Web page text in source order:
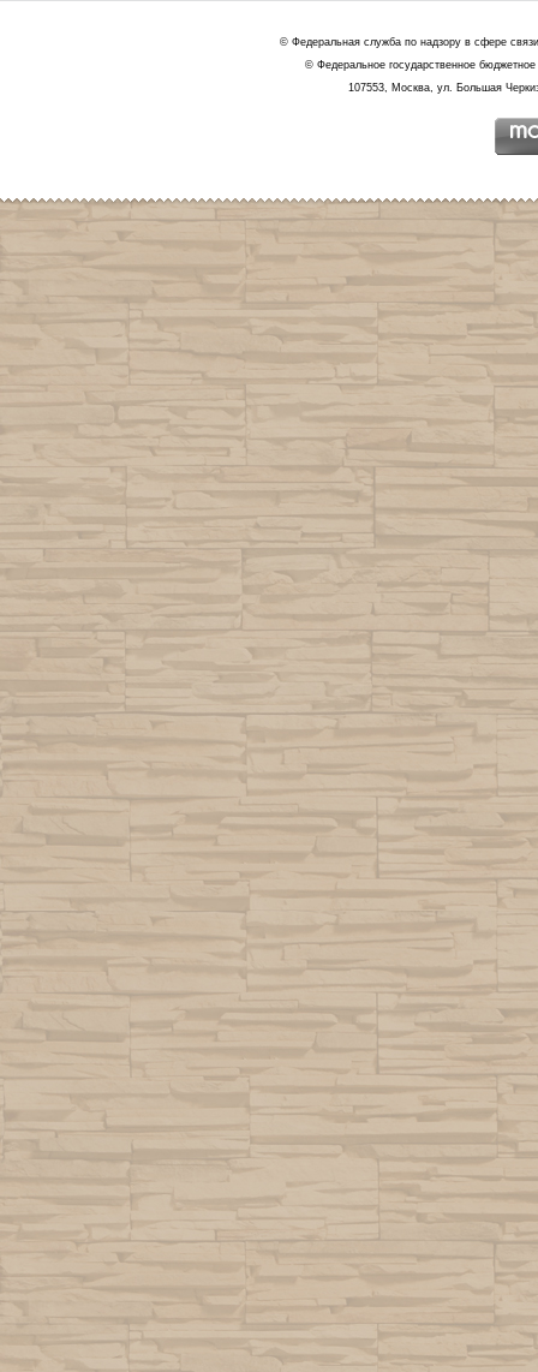
© Федеральная служба по надзору в сфере
© Федеральное государственное
107553, Москва, ул. Большая